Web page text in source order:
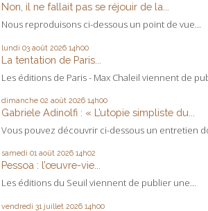
Non, il ne fallait pas se réjouir de la...
Nous reproduisons ci-dessous un point de vue...
lundi 03 août 2026 14h00
La tentation de Paris...
Les éditions de Paris - Max Chaleil viennent de
dimanche 02 août 2026 14h00
Gabriele Adinolfi : « L’utopie simpliste du...
Vous pouvez découvrir ci-dessous un entretien
samedi 01 août 2026 14h02
Pessoa : l’œuvre-vie...
Les éditions du Seuil viennent de publier une...
vendredi 31 juillet 2026 14h00